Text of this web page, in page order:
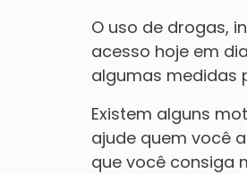
O uso de drogas,
acesso hoje em
algumas medidas
Existem alguns
ajude quem você
que você consiga